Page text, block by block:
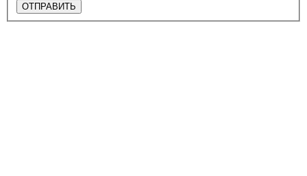
ОТПРАВИТЬ